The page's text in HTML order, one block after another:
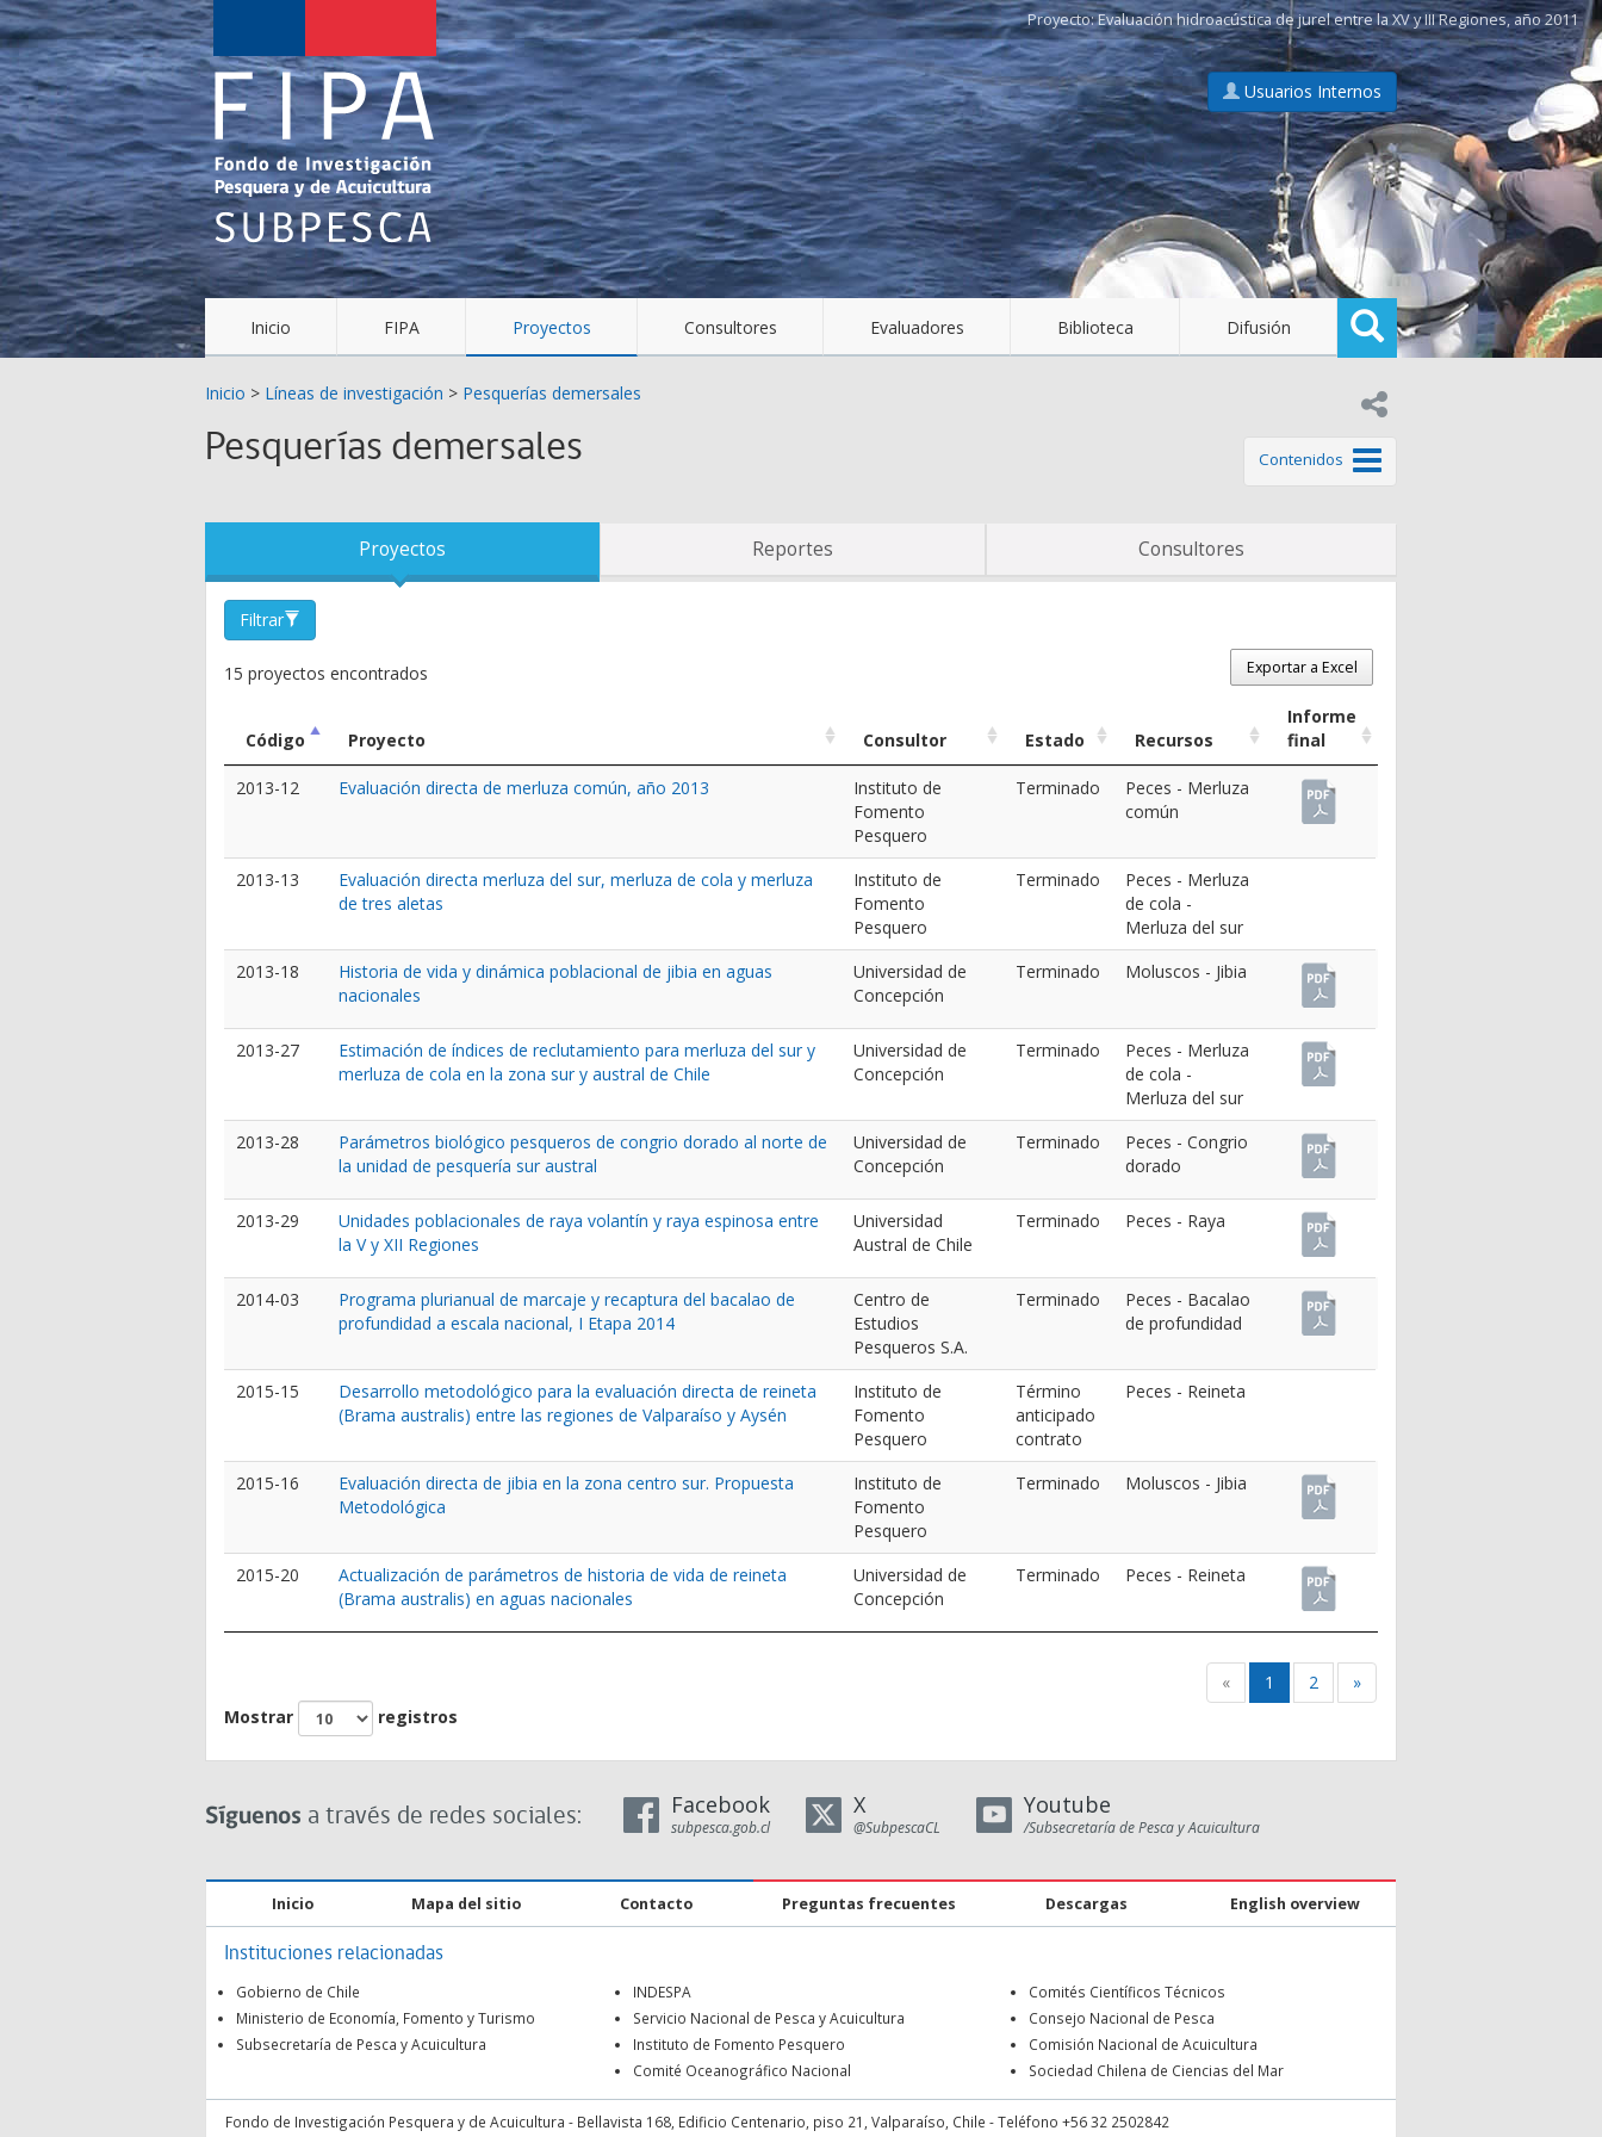
Evaluación hidroacústica de jurel entre la XV y III Regiones, año 2011
Fondo
de
Investigación
Pesquera
y
Acuicultura
(FIPA)-
SUBPESCA
Usuarios Internos
Buscar
Inicio FIPA Proyectos Consultores Evaluadores Biblioteca Difusión
Compartir en:
Inicio > Líneas de investigación > Pesquerías demersales
Pesquerías demersales Contenidos de este tema
Proyectos Reportes Consultores
Filtrar
15 proyectos encontrados Exportar a Excel
Código Proyecto Consultor Estado Recursos
Informe
final
2013-12 Evaluación directa de merluza común, año 2013
Instituto de
Fomento
Pesquero
Terminado Peces - Merluza
común
2013-13
Evaluación directa merluza del sur, merluza de cola y merluza
de tres aletas
Instituto de
Fomento
Pesquero
Terminado Peces - Merluza
de cola -
Merluza del sur
2013-18
Historia de vida y dinámica poblacional de jibia en aguas
nacionales
Universidad de
Concepción
Terminado Moluscos - Jibia
2013-27
Estimación de índices de reclutamiento para merluza del sur y
merluza de cola en la zona sur y austral de Chile
Universidad de
Concepción
Terminado Peces - Merluza
de cola -
Merluza del sur
2013-28
Parámetros biológico pesqueros de congrio dorado al norte de
la unidad de pesquería sur austral
Universidad de
Concepción
Terminado Peces - Congrio
dorado
2013-29
Unidades poblacionales de raya volantín y raya espinosa entre
la V y XII Regiones
Universidad
Austral de Chile
Terminado Peces - Raya
2014-03
Programa plurianual de marcaje y recaptura del bacalao de
profundidad a escala nacional, I Etapa 2014
Centro de
Estudios
Pesqueros S.A.
Terminado Peces - Bacalao
de profundidad
2015-15
Desarrollo metodológico para la evaluación directa de reineta
(Brama australis) entre las regiones de Valparaíso y Aysén
Instituto de
Fomento
Pesquero
Término
anticipado
contrato
Peces - Reineta
2015-16
Evaluación directa de jibia en la zona centro sur. Propuesta
Metodológica
Instituto de
Fomento
Pesquero
Terminado Moluscos - Jibia
2015-20
Actualización de parámetros de historia de vida de reineta
(Brama australis) en aguas nacionales
Universidad de
Concepción
Terminado Peces - Reineta
Mostrar registros
« 1 2 »
Síguenos a través de redes sociales: Facebook
subpesca.gob.cl
X
@SubpescaCL
Youtube
/Subsecretaría de Pesca y Acuicultura
Inicio Mapa del sitio Contacto Preguntas frecuentes Descargas English overview
Instituciones relacionadas
Gobierno de Chile
Ministerio de Economía, Fomento y Turismo
Subsecretaría de Pesca y Acuicultura
INDESPA
Servicio Nacional de Pesca y Acuicultura
Instituto de Fomento Pesquero
Comité Oceanográfico Nacional
Comités Científicos Técnicos
Consejo Nacional de Pesca
Comisión Nacional de Acuicultura
Sociedad Chilena de Ciencias del Mar
Fondo de Investigación Pesquera y de Acuicultura - Bellavista 168, Edificio Centenario, piso 21, Valparaíso, Chile - Teléfono +56 32 2502842